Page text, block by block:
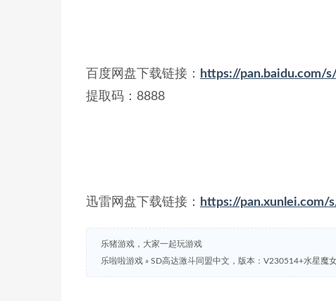
百度网盘下载链接：
https://pan.baidu.com/
提取码：8888
迅雷网盘下载链接： https://pan.xunlei.com/
乐猪游戏，大家一起玩游戏
乐啦啦游戏 » SD高达激斗同盟中文，版本：V230514+水星魔